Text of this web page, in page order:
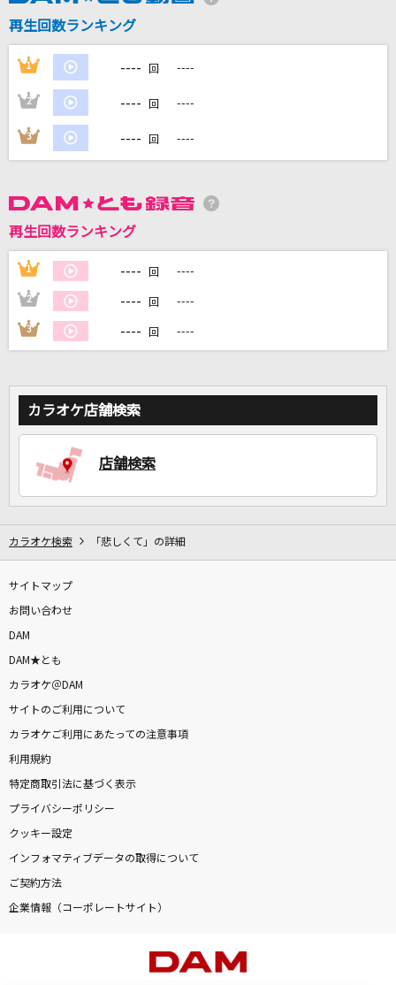
メバージョン)
mao
DAMの新曲・ランキングなど
カラオケ最新情報をチェック！
カラオケをもっと楽しもう！
家族や友達と一緒に！練習にも！
再生回数ランキング
1 ---- 回 ----
2 ---- 回 ----
3 ---- 回 ----
再生回数ランキング
1 ---- 回 ----
2 ---- 回 ----
3 ---- 回 ----
カラオケ店舗検索
店舗検索
カラオケ検索 「悲しくて」の詳細
サイトマップ
お問い合わせ
DAM
DAM★とも
カラオケ＠DAM
サイトのご利用について
カラオケご利用にあたっての注意事項
利用規約
特定商取引法に基づく表示
プライバシーポリシー
クッキー設定
インフォマティブデータの取得について
ご契約方法
企業情報（コーポレートサイト）